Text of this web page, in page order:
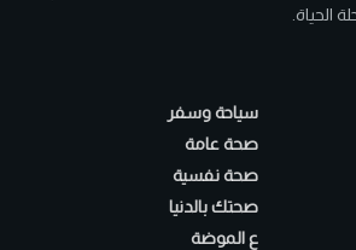
الحياة.
سياحة وسفر
صحة عامة
صحة نفسية
صحتك بالدنيا
ع الموضة